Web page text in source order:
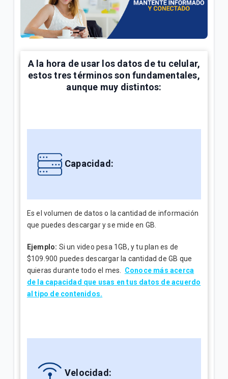
¿Cómo consultar tus consumos en Mi.Tigo? | Móvil
Oferta Full Equipo disponible en nuestro flujo digital
o Televentas | Móvil
Full Equipo: Plan móvil ilimitado + celular en
préstamo | Móvil
A la hora de usar los datos de tu celular,
estos tres términos son fundamentales,
aunque muy distintos:
Capacidad:
Es el volumen de datos o la cantidad de información
que puedes descargar y se mide en GB.
Ejemplo: Si un video pesa 1GB, y tu plan es de
$109.900 puedes descargar la cantidad de GB que
quieras durante todo el mes. Conoce más acerca
de la capacidad que usas en tus datos de acuerdo
al tipo de contenidos.
Velocidad: